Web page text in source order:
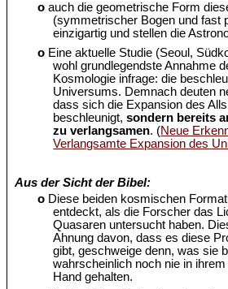
o auch die geometrische Form
(symmetrischer Bogen und fast
einzigartig und stellen die
o Eine aktuelle Studie (Seoul,
wohl grundlegendste Annahme
Kosmologie infrage: die
Universums. Demnach deuten
dass sich die Expansion des
beschleunigt,sondern bereits
zu verlangsamen. (Neue
Verlangsamte Expansion des
Aus der Sicht der Bibel:
o Diese beiden kosmischen
entdeckt, als die Forscher das
Quasaren untersucht haben.
Ahnung davon, dass es diese
gibt, geschweige denn, was sie
wahrscheinlich noch nie in
Hand gehalten.